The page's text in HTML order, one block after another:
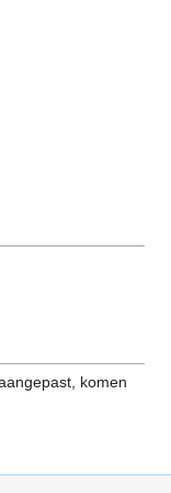
komen